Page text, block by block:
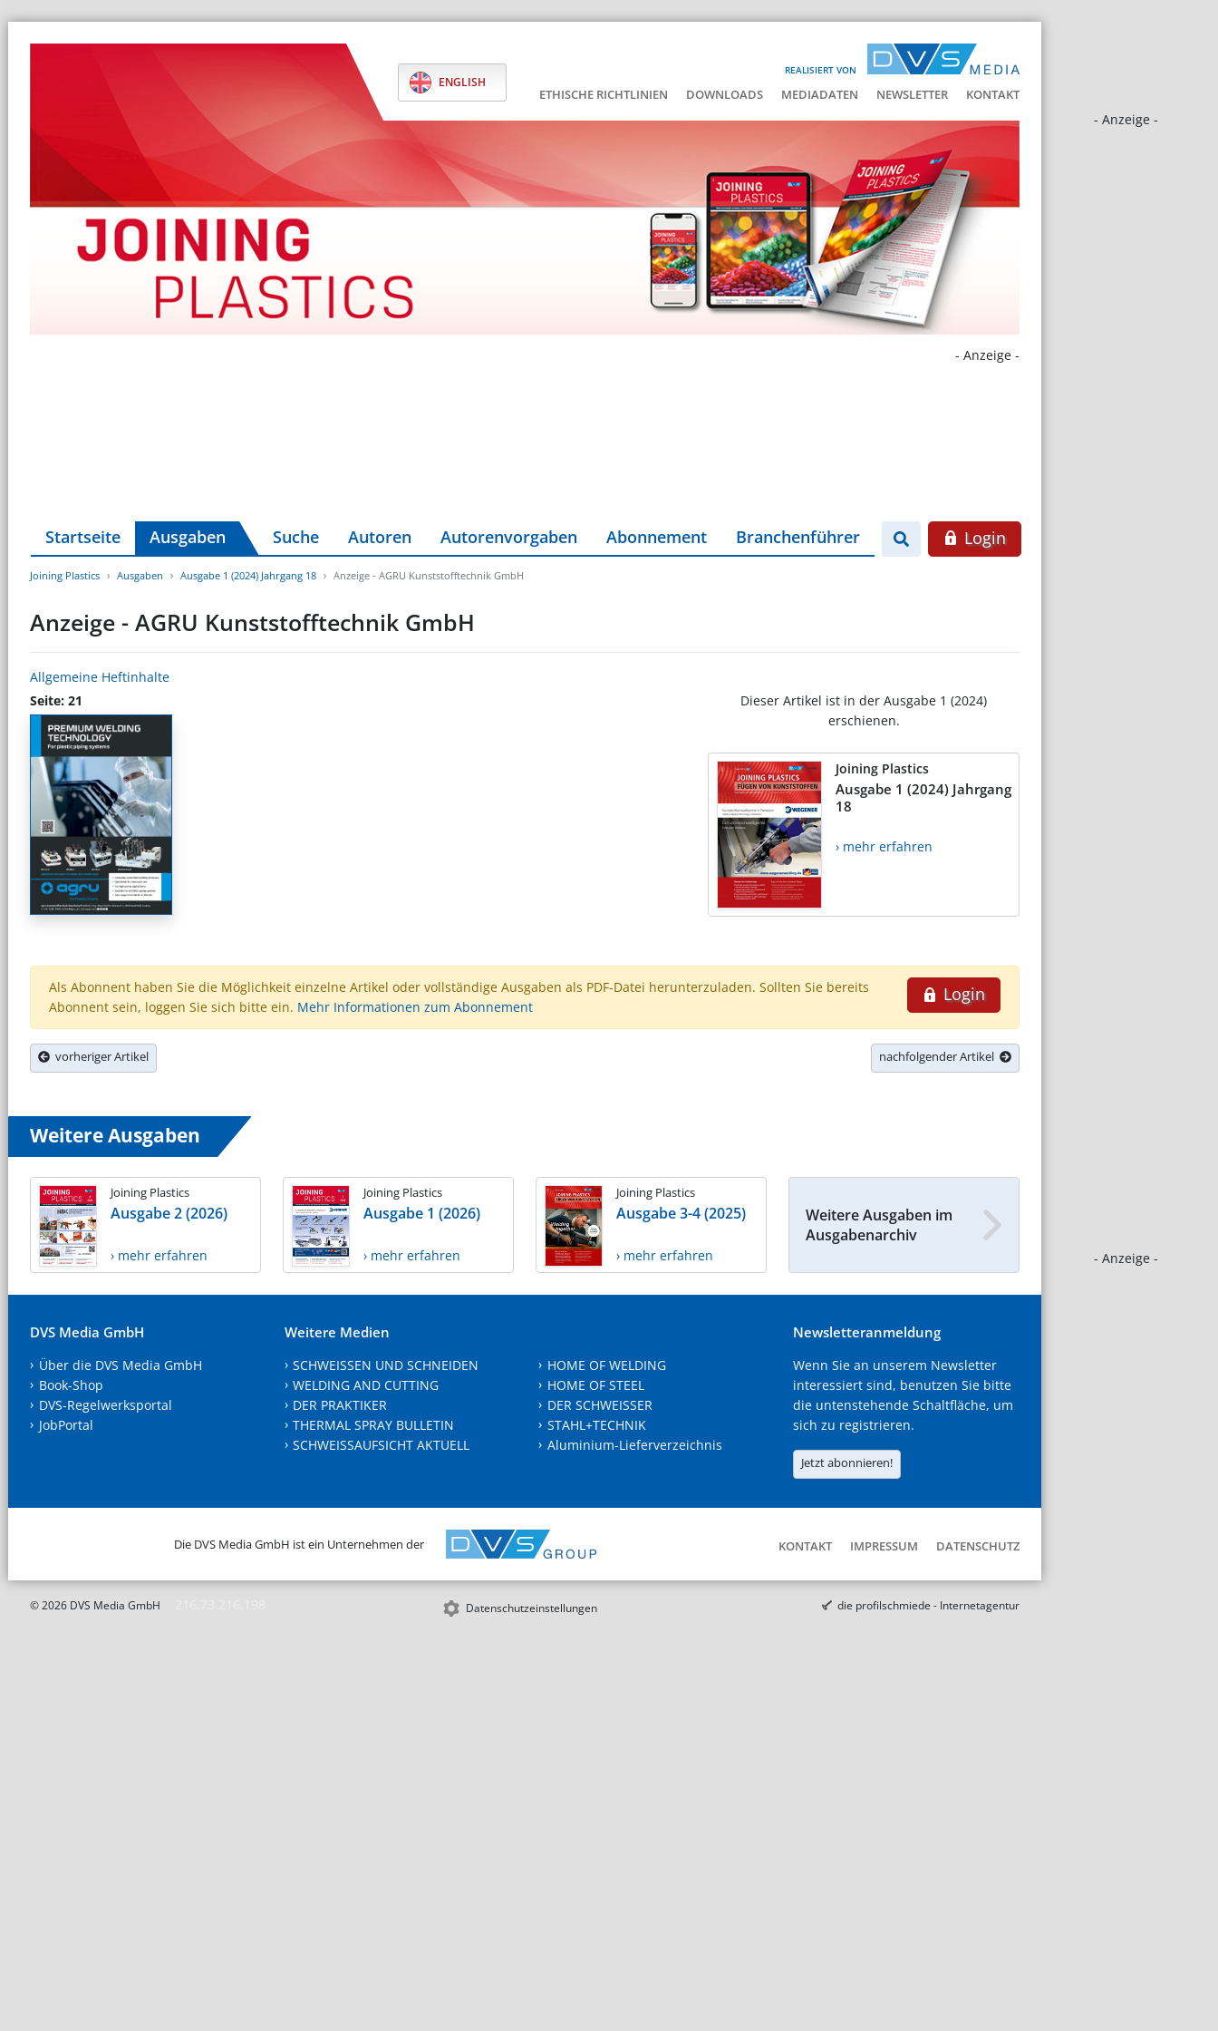
REALISIERT VON
ENGLISH
ETHISCHE RICHTLINIEN DOWNLOADS MEDIADATEN NEWSLETTER KONTAKT
- Anzeige -
- Anzeige -
- Anzeige -
Startseite Ausgaben Suche Autoren Autorenvorgaben Abonnement Branchenführer Login
Joining Plastics Ausgaben Ausgabe 1 (2024) Jahrgang 18 Anzeige - AGRU Kunststofftechnik GmbH
Anzeige - AGRU Kunststofftechnik GmbH
Allgemeine Heftinhalte
Seite: 21
Dieser Artikel ist in der Ausgabe 1 (2024)
erschienen.
Joining Plastics
Ausgabe 1 (2024) Jahrgang
18
› mehr erfahren
Login
Als Abonnent haben Sie die Möglichkeit einzelne Artikel oder vollständige Ausgaben als PDF-Datei herunterzuladen. Sollten Sie bereits
Abonnent sein, loggen Sie sich bitte ein. Mehr Informationen zum Abonnement
vorheriger Artikel nachfolgender Artikel
Weitere Ausgaben
Joining Plastics
Ausgabe 2 (2026)
› mehr erfahren
Joining Plastics
Ausgabe 1 (2026)
› mehr erfahren
Joining Plastics
Ausgabe 3-4 (2025)
› mehr erfahren
Weitere Ausgaben im
Ausgabenarchiv
DVS Media GmbH
Über die DVS Media GmbH
Book-Shop
DVS-Regelwerksportal
JobPortal
Weitere Medien
SCHWEISSEN UND SCHNEIDEN
WELDING AND CUTTING
DER PRAKTIKER
THERMAL SPRAY BULLETIN
SCHWEISSAUFSICHT AKTUELL
HOME OF WELDING
HOME OF STEEL
DER SCHWEISSER
STAHL+TECHNIK
Aluminium-Lieferverzeichnis
Newsletteranmeldung
Wenn Sie an unserem Newsletter
interessiert sind, benutzen Sie bitte
die untenstehende Schaltfläche, um
sich zu registrieren.
Jetzt abonnieren!
Die DVS Media GmbH ist ein Unternehmen der KONTAKT IMPRESSUM DATENSCHUTZ
© 2026 DVS Media GmbH Datenschutzeinstellungen die profilschmiede - Internetagentur